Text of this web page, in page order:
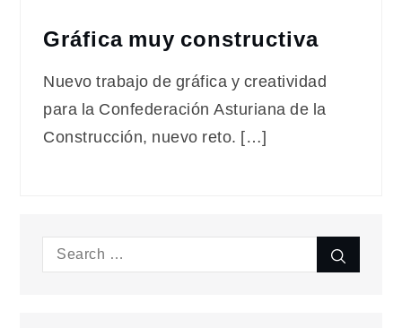
Gráfica muy constructiva
Nuevo trabajo de gráfica y creatividad
para la Confederación Asturiana de la
Construcción, nuevo reto. […]
Search